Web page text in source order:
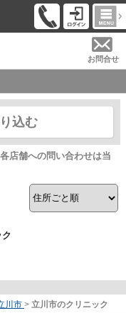
お問合せ
込む
店舗への問い合わせは当
川市 > 立川市のクリニック